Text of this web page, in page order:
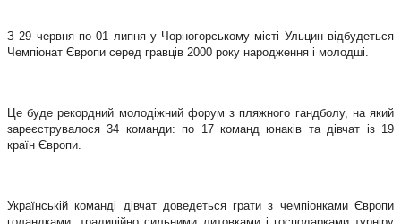
З 29 червня по 01 липня у Чорногорському місті Ульцин відбудеться
Чемпіонат Європи серед гравців 2000 року народження і молодші.
Це буде рекордний молодіжний форум з пляжного гандболу, на який
зареєструвалося 34 команди: по 17 команд юнаків та дівчат із 19
країн Європи.
Українській команді дівчат доведеться грати з чемпіонками Європи